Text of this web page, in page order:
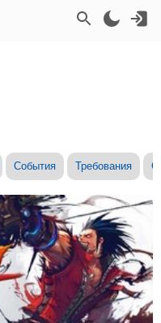
События Требования